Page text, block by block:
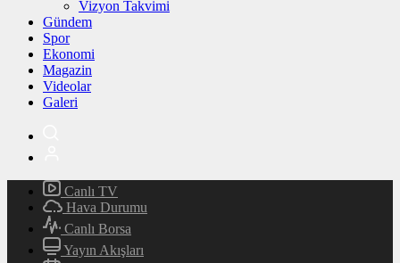
Vizyon Takvimi
Gündem
Spor
Ekonomi
Magazin
Videolar
Galeri
Canlı TV
Hava Durumu
Canlı Borsa
Yayın Akışları